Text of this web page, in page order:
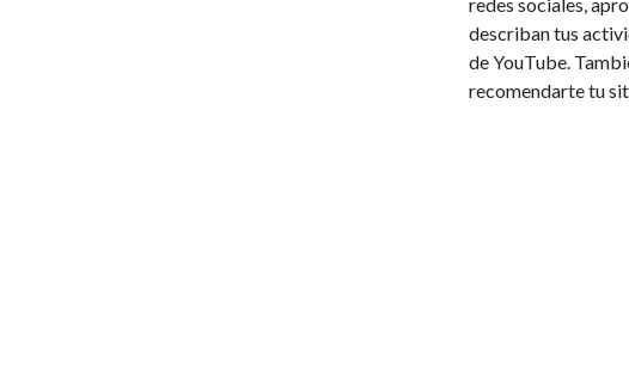
describan tus
de YouTube.
recomendarte tu